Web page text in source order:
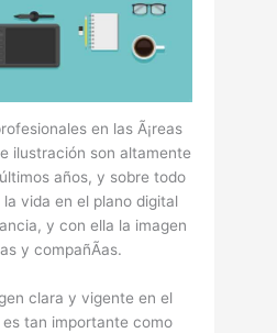
en las Ã¡reas
ilustración son altamente
años, y sobre todo
vida en el plano digital
y con ella la imagen
y compañÃ­as.
clara y vigente en el
tan importante como